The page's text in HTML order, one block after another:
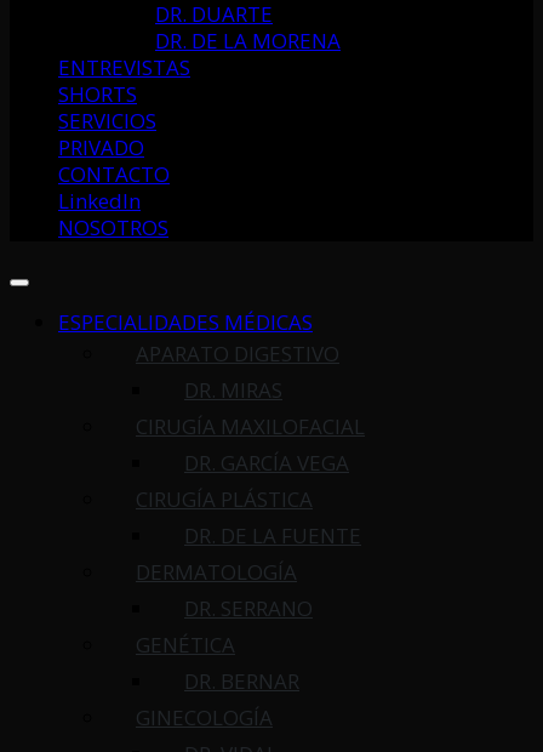
DR. DUARTE
DR. DE LA MORENA
ENTREVISTAS
SHORTS
SERVICIOS
PRIVADO
CONTACTO
LinkedIn
NOSOTROS
ESPECIALIDADES MÉDICAS
APARATO DIGESTIVO
DR. MIRAS
CIRUGÍA MAXILOFACIAL
DR. GARCÍA VEGA
CIRUGÍA PLÁSTICA
DR. DE LA FUENTE
DERMATOLOGÍA
DR. SERRANO
GENÉTICA
DR. BERNAR
GINECOLOGÍA